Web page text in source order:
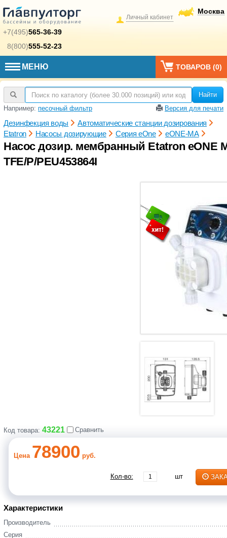
+7(495)565-36-39
8(800)555-52-23
Москва
Личный кабинет
МЕНЮ ТОВАРОВ (0)
Найти
Например: песочный фильтр Версия для печати
Дезинфекция воды
Автоматические станции дозирования
Etatron
Насосы дозирующие Серия eOne eONE-MA
Насос дозир. мембранный Etatron eONE
TFE/P/PEU453864I
Код товара: 43221 Сравнить
Цена 78900 руб.
Кол-во: шт
Характеристики
Производитель
Серия